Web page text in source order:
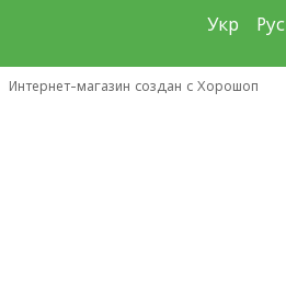
Укр Рус
Интернет-магазин создан с Хорошоп